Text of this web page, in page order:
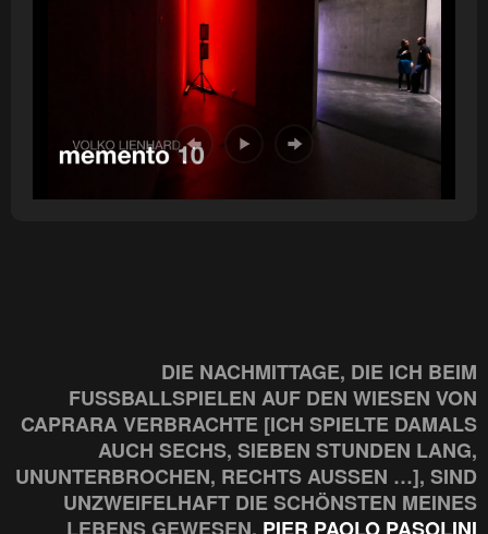
DIE NACHMITTAGE, DIE ICH BEIM
FUSSBALLSPIELEN AUF DEN WIESEN VON C
APRARA VERBRACHTE [ICH SPIELTE DAMALS A
UCH SECHS, SIEBEN STUNDEN LANG, U
NUNTERBROCHEN, RECHTS AUSSEN …], SIND UN
ZWEIFELHAFT DIE SCHÖNSTEN MEINES LE